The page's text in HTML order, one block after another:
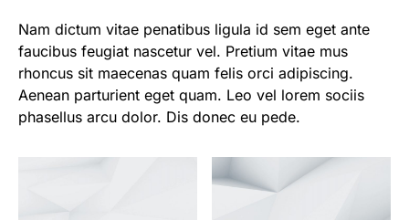
Nam dictum vitae penatibus ligula id sem eget ante
faucibus feugiat nascetur vel. Pretium vitae mus
rhoncus sit maecenas quam felis orci adipiscing.
Aenean parturient eget quam. Leo vel lorem sociis
phasellus arcu dolor. Dis donec eu pede.